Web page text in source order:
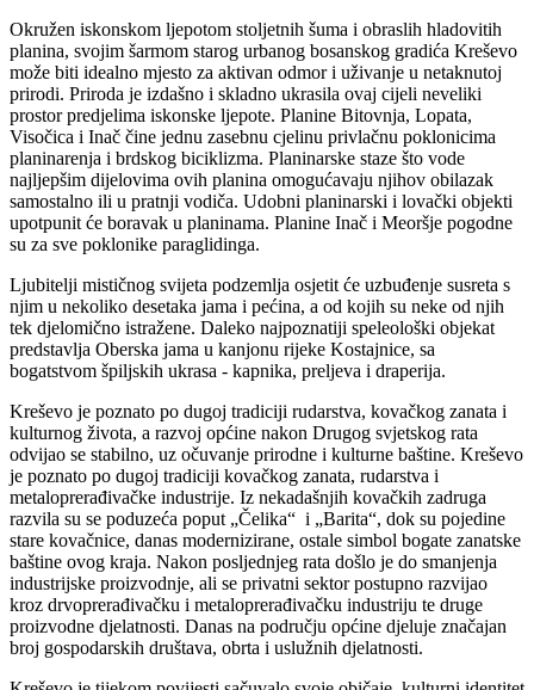
Okružen iskonskom ljepotom stoljetnih šuma i obraslih hladovitih
planina, svojim šarmom starog urbanog bosanskog gradića Kreševo
može biti idealno mjesto za aktivan odmor i uživanje u netaknutoj
prirodi. Priroda je izdašno i skladno ukrasila ovaj cijeli neveliki
prostor predjelima iskonske ljepote. Planine Bitovnja, Lopata,
Visočica i Inač čine jednu zasebnu cjelinu privlačnu poklonicima
planinarenja i brdskog biciklizma. Planinarske staze što vode
najljepšim dijelovima ovih planina omogućavaju njihov obilazak
samostalno ili u pratnji vodiča. Udobni planinarski i lovački objekti
upotpunit će boravak u planinama. Planine Inač i Meoršje pogodne
su za sve poklonike paraglidinga.
Ljubitelji mističnog svijeta podzemlja osjetit će uzbuđenje susreta s
njim u nekoliko desetaka jama i pećina, a od kojih su neke od njih
tek djelomično istražene. Daleko najpoznatiji speleološki objekat
predstavlja Oberska jama u kanjonu rijeke Kostajnice, sa
bogatstvom špiljskih ukrasa - kapnika, preljeva i draperija.
Kreševo je poznato po dugoj tradiciji rudarstva, kovačkog zanata i
kulturnog života, a razvoj općine nakon Drugog svjetskog rata
odvijao se stabilno, uz očuvanje prirodne i kulturne baštine. Kreševo
je poznato po dugoj tradiciji kovačkog zanata, rudarstva i
metaloprerađivačke industrije. Iz nekadašnjih kovačkih zadruga
razvila su se poduzeća poput „Čelika“ i „Barita“, dok su pojedine
stare kovačnice, danas modernizirane, ostale simbol bogate zanatske
baštine ovog kraja. Nakon posljednjeg rata došlo je do smanjenja
industrijske proizvodnje, ali se privatni sektor postupno razvijao
kroz drvoprerađivačku i metaloprerađivačku industriju te druge
proizvodne djelatnosti. Danas na području općine djeluje značajan
broj gospodarskih društava, obrta i uslužnih djelatnosti.